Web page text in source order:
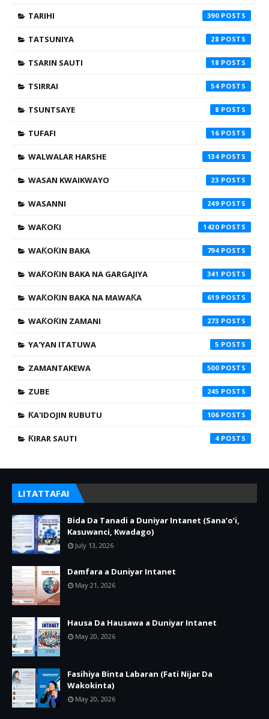
TARIHI 390
TATSUNIYA 28
TSARIN SAUTI 18
TSIRRAI 54
TSUNTSAYE 8
TUFAFI 16
WALWALAR HARSHE 134
WASAN KWAIKWAYO 23
WASANNI 249
WAƘOƘI 1420
WAƘOƘIN BAKA 794
WAƘOƘIN BAKA NA GARGAJIYA 341
WAƘOƘIN BAKA NA MAWAƘA 619
WAƘOƘIN ZAMANI 273
YA'YAN ITATUWA 5
ZAMANTAKEWA 500
ZUBE 245
ƘA'IDOJIN RUBUTU 106
ƘIRAR SAUTI 4
LITATTAFAI
Bida Da Tanadi a Duniyar Intanet (Sana’o’i,
Kasuwanci, Kwadago)
July 13, 2026
Damfara a Duniyar Intanet
May 21, 2026
Hausa Da Hausawa a Duniyar Intanet
May 20, 2026
Fasihiya Binta Labaran (Fati Nijar Da
Wakokinta)
May 20, 2026